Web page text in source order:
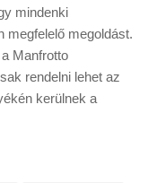
mindenki
megfelelő megoldást.
Manfrotto
rendelni lehet az
kerülnek a